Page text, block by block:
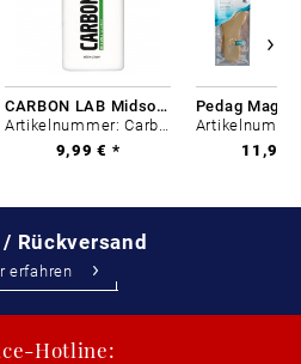
CARBON LAB Midsole Cleaner
Artikelnummer: Carbon-0
9,99 € *
11,99
Rückversand
erfahren
Hotline: